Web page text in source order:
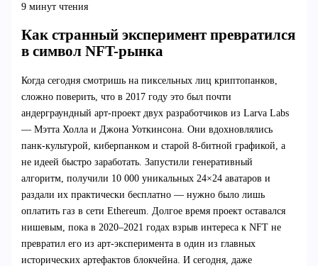
9 минут чтения
Как странный эксперимент превратился
в символ NFT-рынка
Когда сегодня смотришь на пиксельных лиц криптопанков,
сложно поверить, что в 2017 году это был почти
андерграундный арт-проект двух разработчиков из Larva Labs
— Мэтта Холла и Джона Уоткинсона. Они вдохновлялись
панк-культурой, киберпанком и старой 8-битной графикой, а
не идеей быстро заработать. Запустили генеративный
алгоритм, получили 10 000 уникальных 24×24 аватаров и
раздали их практически бесплатно — нужно было лишь
оплатить газ в сети Ethereum. Долгое время проект оставался
нишевым, пока в 2020–2021 годах взрыв интереса к NFT не
превратил его из арт-эксперимента в один из главных
исторических артефактов блокчейна. И сегодня, даже